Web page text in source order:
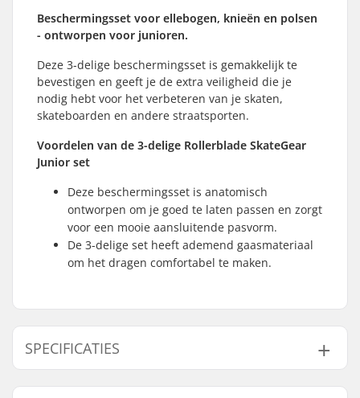
Beschermingsset voor ellebogen, knieën en polsen
- ontworpen voor junioren.
Deze 3-delige beschermingsset is gemakkelijk te
bevestigen en geeft je de extra veiligheid die je
nodig hebt voor het verbeteren van je skaten,
skateboarden en andere straatsporten.
Voordelen van de 3-delige Rollerblade SkateGear
Junior set
Deze beschermingsset is anatomisch
ontworpen om je goed te laten passen en zorgt
voor een mooie aansluitende pasvorm.
De 3-delige set heeft ademend gaasmateriaal
om het dragen comfortabel te maken.
SPECIFICATIES
Bescherming:
Impact resistant